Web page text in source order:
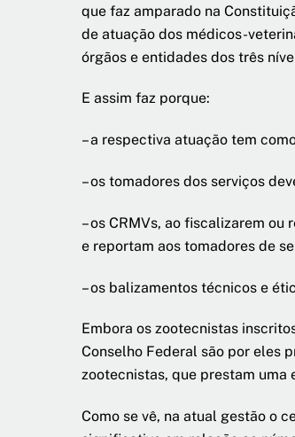
que faz amparado na
de atuação dos médicos-
órgãos e entidades dos três
E assim faz porque:
– a respectiva atuação tem
– os tomadores dos serviços
– os CRMVs, ao fiscalizarem
e reportam aos tomadores de
– os balizamentos técnicos e
Embora os zootecnistas
Conselho Federal são por eles
zootecnistas, que prestam uma
Como se vê, na atual gestão o